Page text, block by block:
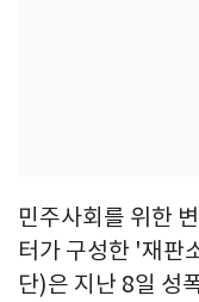
민주사회를 위한
터가 구성한 '재판
단)은 지난 8일 성